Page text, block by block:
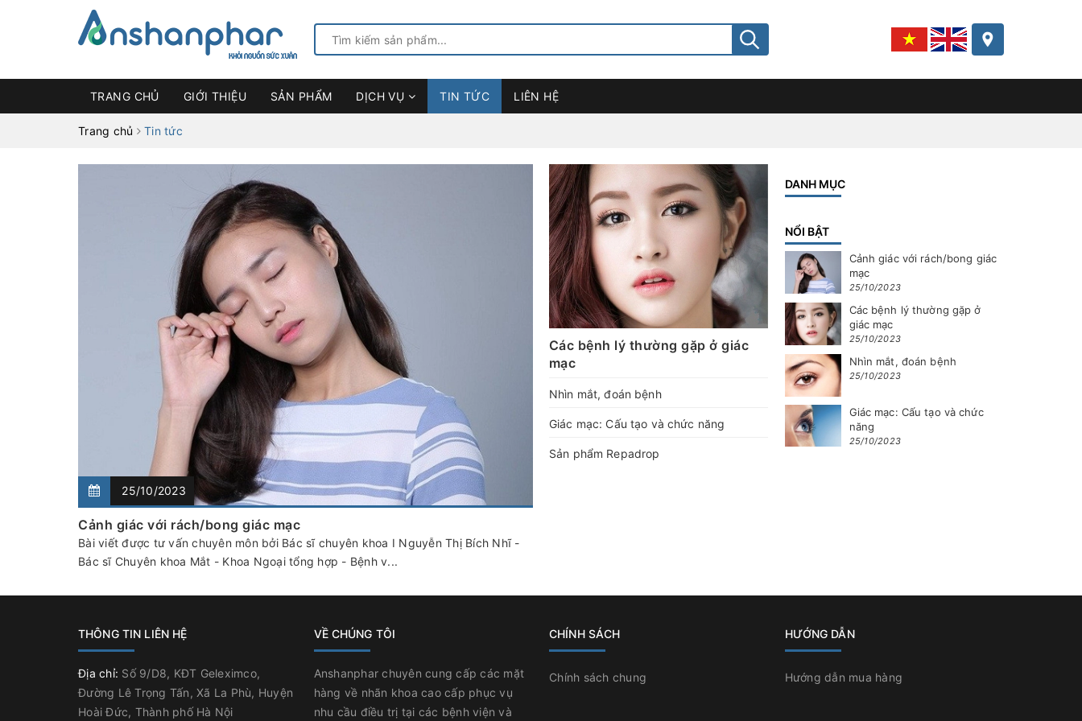
TRANG CHỦ GIỚI THIỆU SẢN PHẨM DỊCH VỤ TIN TỨC LIÊN HỆ
Trang chủ Tin tức
25/10/2023
Cảnh giác với rách/bong giác mạc
Bài viết được tư vấn chuyên môn bởi Bác sĩ chuyên khoa I Nguyễn Thị Bích Nhĩ -
Bác sĩ Chuyên khoa Mắt - Khoa Ngoại tổng hợp - Bệnh v...
Các bệnh lý thường gặp ở giác
mạc
Nhìn mắt, đoán bệnh
Giác mạc: Cấu tạo và chức năng
Sản phẩm Repadrop
DANH MỤC
NỔI BẬT
Cảnh giác với rách/bong giác
mạc
25/10/2023
Các bệnh lý thường gặp ở
giác mạc
25/10/2023
Nhìn mắt, đoán bệnh
25/10/2023
Giác mạc: Cấu tạo và chức
năng
25/10/2023
THÔNG TIN LIÊN HỆ
Địa chỉ: Số 9/D8, KĐT Geleximco,
Đường Lê Trọng Tấn, Xã La Phù, Huyện
Hoài Đức, Thành phố Hà Nội
VỀ CHÚNG TÔI
Anshanphar chuyên cung cấp các mặt
hàng về nhãn khoa cao cấp phục vụ
nhu cầu điều trị tại các bệnh viện và
CHÍNH SÁCH
Chính sách chung
HƯỚNG DẪN
Hướng dẫn mua hàng